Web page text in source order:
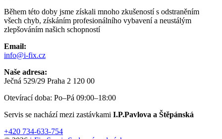
Během této doby jsme získali mnoho zkušeností s odstraněním
všech chyb, získáním profesionálního vybavení a neustálým
zlepšováním našich schopností
Email:
info@i-fix.cz
Naše adresa:
Ječná 529/29 Praha 2 120 00
Otevírací doba: Po–Pá 09:00–18:00
Servis se nachází mezi zastávkami I.P.Pavlova a Štěpánská
+420 734-633-754